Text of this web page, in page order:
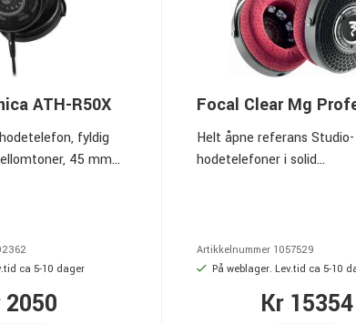
ATH-R50X
fyldig
45 mm
deler, inkluderer
ca 5-10 dager
2050
Focal Clear Mg
Helt åpne referans Studio-
hodetelefoner i solid
mykt lær og mikrofiber.
Artikkelnummer 1057529
På weblager. Lev.tid ca 5-10
Kr 15354